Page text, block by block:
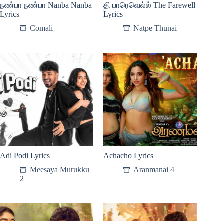
நண்பா நண்பா Nanba Nanba
Lyrics
Comali
தி பாரெவெல்ல் The Farewell
Lyrics
Natpe Thunai
Adi Podi Lyrics
Meesaya Murukku
2
Achacho Lyrics
Aranmanai 4